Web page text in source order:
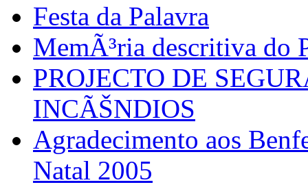
Festa da Palavra
MemÃ³ria descritiva do
PROJECTO DE
INCÃŠNDIOS
Agradecimento aos
Natal 2005